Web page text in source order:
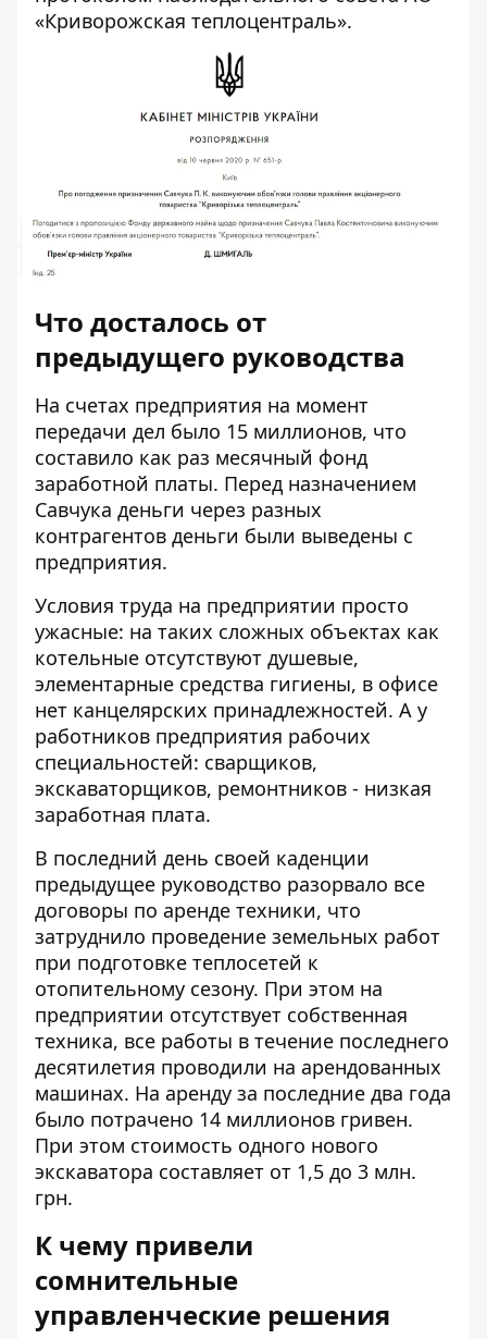
«Криворожская теплоцентраль».
Что досталось от
предыдущего руководства
На счетах предприятия на момент
передачи дел было 15 миллионов, что
составило как раз месячный фонд
заработной платы. Перед назначением
Савчука деньги через разных
контрагентов деньги были выведены с
предприятия.
Условия труда на предприятии просто
ужасные: на таких сложных объектах как
котельные отсутствуют душевые,
элементарные средства гигиены, в офисе
нет канцелярских принадлежностей. А у
работников предприятия рабочих
специальностей: сварщиков,
экскаваторщиков, ремонтников - низкая
заработная плата.
В последний день своей каденции
предыдущее руководство разорвало все
договоры по аренде техники, что
затруднило проведение земельных работ
при подготовке теплосетей к
отопительному сезону. При этом на
предприятии отсутствует собственная
техника, все работы в течение последнего
десятилетия проводили на арендованных
машинах. На аренду за последние два года
было потрачено 14 миллионов гривен.
При этом стоимость одного нового
экскаватора составляет от 1,5 до 3 млн.
грн.
К чему привели
сомнительные
управленческие решения